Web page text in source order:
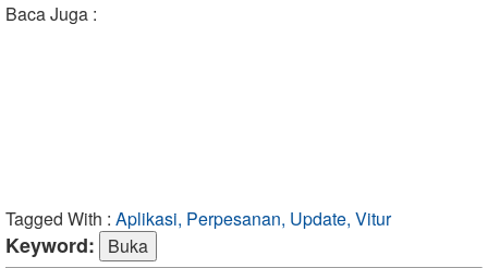
Baca Juga :
Tagged With : Aplikasi, Perpesanan, Update, Vitur
Keyword: